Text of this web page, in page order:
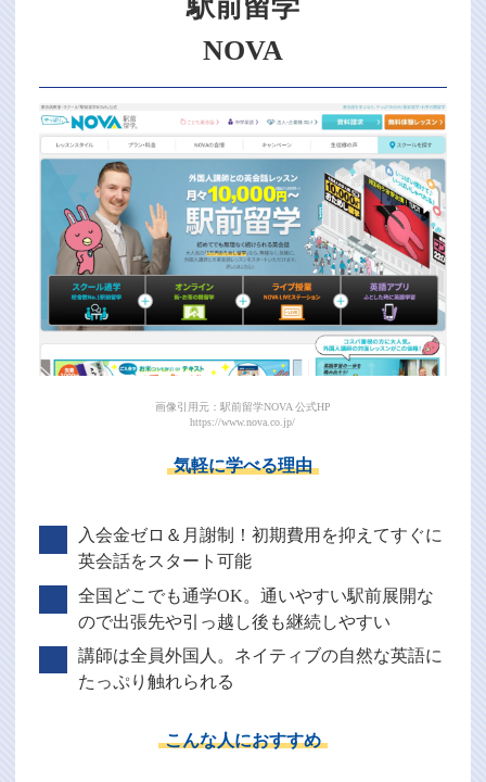
駅前留学
NOVA
画像引用元：駅前留学NOVA 公式HP
https://www.nova.co.jp/
気軽に学べる理由
入会金ゼロ＆月謝制！初期費用を抑えてすぐに
英会話をスタート可能
全国どこでも通学OK。通いやすい駅前展開な
ので出張先や引っ越し後も継続しやすい
講師は全員外国人。ネイティブの自然な英語に
たっぷり触れられる
こんな人におすすめ